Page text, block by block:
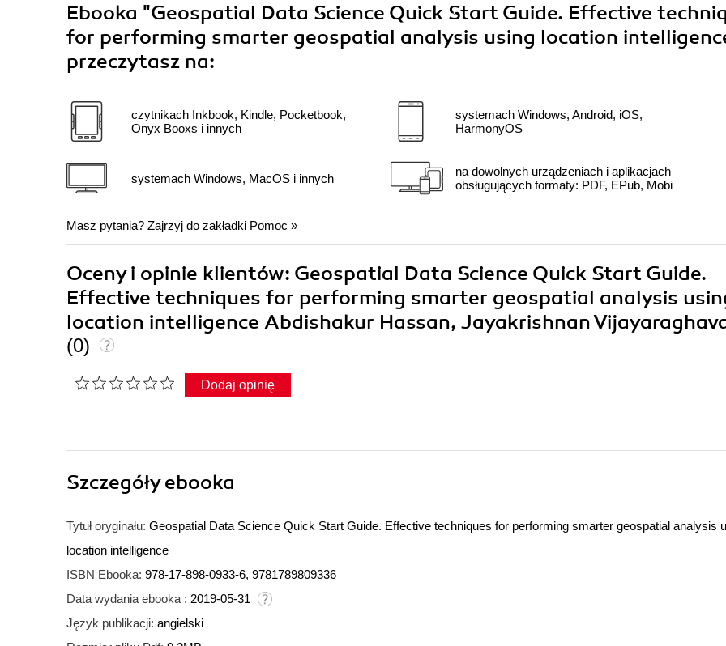
Ebooka "Geospatial Data Science Quick Start Guide. Effective
for performing smarter geospatial analysis using location
przeczytasz na:
czytnikach Inkbook, Kindle, Pocketbook,
Onyx Booxs i innych
systemach Windows, MacOS i innych
systemach Windows, Android, iOS,
HarmonyOS
na dowolnych urządzeniach i aplikacjach
obsługujących formaty: PDF, EPub, Mobi
Masz pytania? Zajrzyj do zakładki Pomoc »
Oceny i opinie klientów: Geospatial Data Science Quick Start Guide.
Effective techniques for performing smarter geospatial analysis
location intelligence Abdishakur Hassan, Jayakrishnan
(0)
Dodaj opinię
Szczegółyebooka
Tytuł oryginału: Geospatial Data Science Quick Start Guide. Effective techniques for performing smarter geospatial analysis
location intelligence
ISBN Ebooka: 978-17-898-0933-6, 9781789809336
Data wydania ebooka : 2019-05-31
Język publikacji: angielski